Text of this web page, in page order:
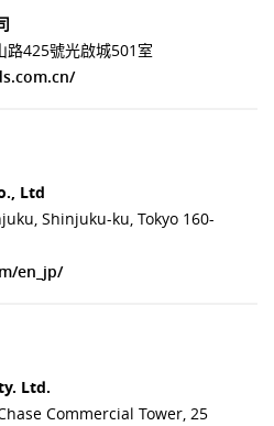
路425號光啟城501室
Ltd
Shinjuku-ku, Tokyo 160-
en_jp/
Ltd.
Commercial Tower, 25